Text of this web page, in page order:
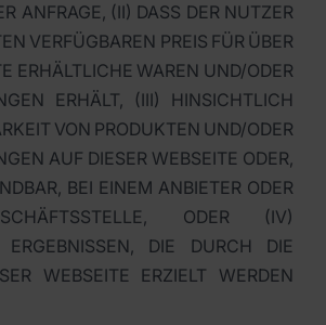
ANFRAGE, (II) DASS DER NUTZER
VERFÜGBAREN PREIS FÜR ÜBER
ERHÄLTLICHE WAREN UND/ODER
ERHÄLT, (III) HINSICHTLICH
VON PRODUKTEN UND/ODER
AUF DIESER WEBSEITE ODER,
BEI EINEM ANBIETER ODER
ODER (IV)
ERGEBNISSEN, DIE DURCH DIE
WEBSEITE ERZIELT WERDEN